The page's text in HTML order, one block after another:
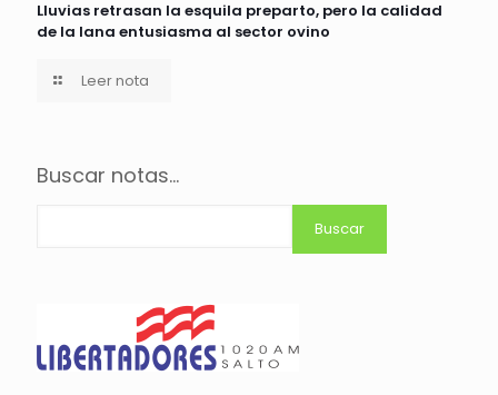
Lluvias retrasan la esquila preparto, pero la calidad
de la lana entusiasma al sector ovino
Leer nota
Buscar notas...
Buscar